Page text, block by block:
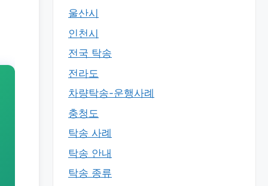
울산시
인천시
전국 탁송
전라도
차량탁송-운행사례
충청도
탁송 사례
탁송 안내
탁송 종류